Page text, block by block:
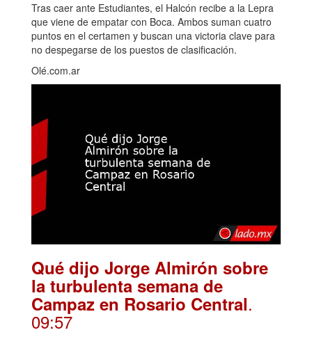
Tras caer ante Estudiantes, el Halcón recibe a la Lepra
que viene de empatar con Boca. Ambos suman cuatro
puntos en el certamen y buscan una victoria clave para
no despegarse de los puestos de clasificación.
Olé.com.ar
Qué dijo Jorge Almirón sobre
la turbulenta semana de
Campaz en Rosario Central.
09:57